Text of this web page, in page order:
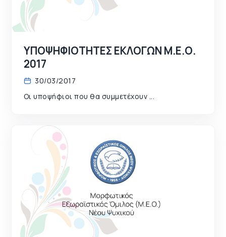
ΥΠΟΨΗΦΙΟΤΗΤΕΣ ΕΚΛΟΓΩΝ Μ.Ε.Ο.
2017
30/03/2017
Οι υποψήφιοι που θα συμμετέχουν ...